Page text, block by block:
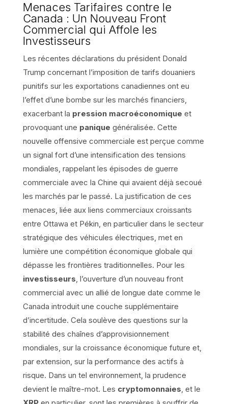
Menaces Tarifaires contre le
Canada : Un Nouveau Front
Commercial qui Affole les
Investisseurs
Les récentes déclarations du président Donald
Trump concernant l’imposition de tarifs douaniers
punitifs sur les exportations canadiennes ont eu
l’effet d’une bombe sur les marchés financiers,
exacerbant la pression macroéconomique et
provoquant une panique généralisée. Cette
nouvelle offensive commerciale est perçue comme
un signal fort d’une intensification des tensions
mondiales, rappelant les épisodes de guerre
commerciale avec la Chine qui avaient déjà secoué
les marchés par le passé. La justification de ces
menaces, liée aux liens commerciaux croissants
entre Ottawa et Pékin, en particulier dans le secteur
stratégique des véhicules électriques, met en
lumière une compétition économique globale qui
dépasse les frontières traditionnelles. Pour les
investisseurs, l’ouverture d’un nouveau front
commercial avec un allié de longue date comme le
Canada introduit une couche supplémentaire
d’incertitude. Cela soulève des questions sur la
stabilité des chaînes d’approvisionnement
mondiales, sur la croissance économique future et,
par extension, sur la performance des actifs à
risque. Dans un tel environnement, la prudence
devient le maître-mot. Les cryptomonnaies, et le